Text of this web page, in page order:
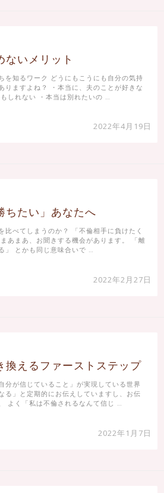
ないメリット
2022年4月19日
を知るワーク どうにもこうにも自分の気持
りますよね？ ・本当に、夫のことが好きな
しれない ・本当は別れたいの …
ちたい」あなたへ
2022年2月27日
比べてしまうのか？ 「不倫相手に負けたく
あまあ、お聞きする機会があります。 「離
」 とかも同じ意味合いで …
換えるファーストステップ
2022年1月7日
分が信じていること」が実現している世界
る」と定期的にお伝えしていますし、お伝
よく「私は不倫されるなんて信じ …